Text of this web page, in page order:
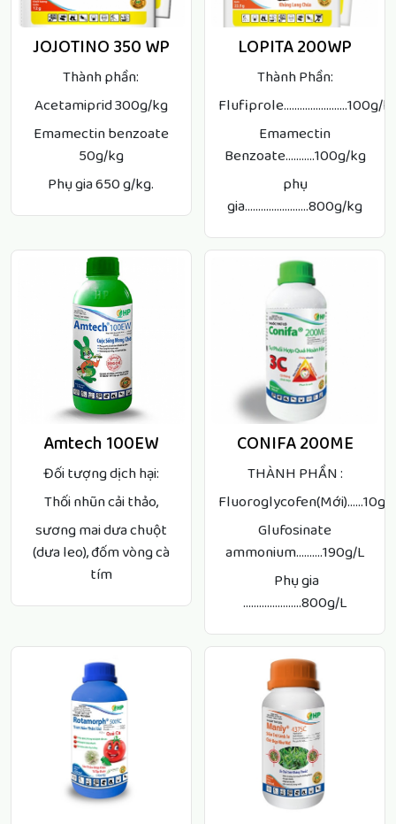
JOJOTINO 350 WP
Thành phần:
Acetamiprid 300g/kg
Emamectin benzoate
50g/kg
Phụ gia 650 g/kg.
LOPITA 200WP
Thành Phần:
Flufiprole........................100g/
Emamectin
Benzoate...........100g/kg
phụ
gia........................800g/kg
Amtech 100EW
Đối tượng dịch hại:
Thối nhũn cải thảo,
sương mai dưa chuột
(dưa leo), đốm vòng cà
tím
CONIFA 200ME
THÀNH PHẦN :
Fluoroglycofen(Mới)......10g/
Glufosinate
ammonium..........190g/L
Phụ gia
......................800g/L